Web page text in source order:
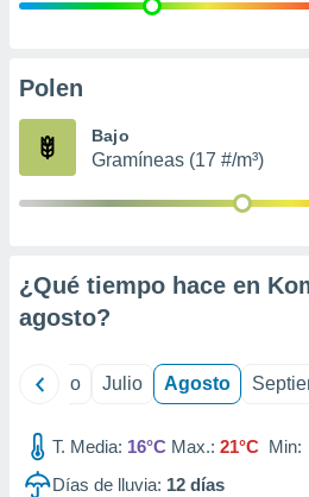
e
publicidad
Polen
Bajo
Gramíneas (17 #/m³)
¿Qué tiempo hace en
agosto?
Junio Julio Agosto
T. Media: 16°C Max.: 21°C Min:
Días de lluvia: 12 días